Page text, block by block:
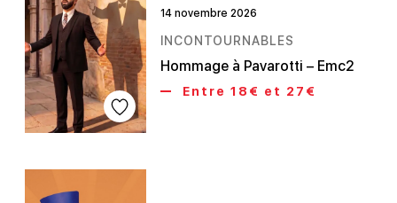
14 novembre 2026
INCONTOURNABLES
Hommage à Pavarotti – Emc2
Entre 18€ et 27€